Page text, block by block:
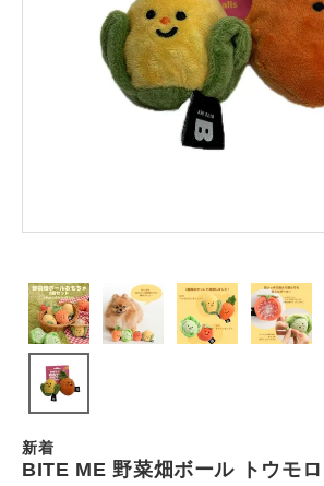
新着
BITE ME 野菜畑ボール トウモ